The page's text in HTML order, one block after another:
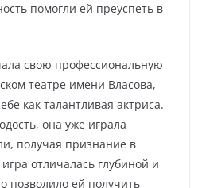
помогли ей преуспеть в
свою профессиональную
театре имени Власова,
как талантливая актриса.
она уже играла
получая признание в
отличалась глубиной и
позволило ей получить